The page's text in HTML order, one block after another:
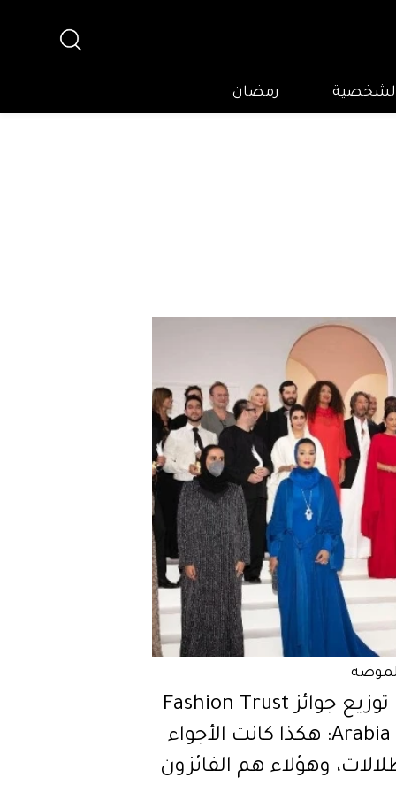
الشخصية رمضان
حفل توزيع جوائز Fashion Trust
Arabia 2021: هكذا كانت الأجواء
وهؤلاء هم الفائزون